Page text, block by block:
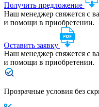
Получить предложение
Наш менеджер свяжется с
и помощи в приобретении.
Оставить заявку
Наш менеджер свяжется с
и помощи в приобретении.
Прозрачные условия без